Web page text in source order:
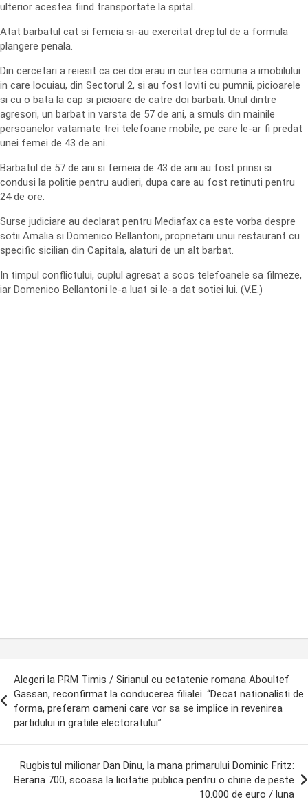
ulterior acestea fiind transportate la spital.
Atat barbatul cat si femeia si-au exercitat dreptul de a formula
plangere penala.
Din cercetari a reiesit ca cei doi erau in curtea comuna a imobilului
in care locuiau, din Sectorul 2, si au fost loviti cu pumnii, picioarele
si cu o bata la cap si picioare de catre doi barbati. Unul dintre
agresori, un barbat in varsta de 57 de ani, a smuls din mainile
persoanelor vatamate trei telefoane mobile, pe care le-ar fi predat
unei femei de 43 de ani.
Barbatul de 57 de ani si femeia de 43 de ani au fost prinsi si
condusi la politie pentru audieri, dupa care au fost retinuti pentru
24 de ore.
Surse judiciare au declarat pentru Mediafax ca este vorba despre
sotii Amalia si Domenico Bellantoni, proprietarii unui restaurant cu
specific sicilian din Capitala, alaturi de un alt barbat.
In timpul conflictului, cuplul agresat a scos telefoanele sa filmeze,
iar Domenico Bellantoni le-a luat si le-a dat sotiei lui. (V.E.)
Alegeri la PRM Timis / Sirianul cu cetatenie romana Aboultef
Gassan, reconfirmat la conducerea filialei. “Decat nationalisti de
forma, preferam oameni care vor sa se implice in revenirea
partidului in gratiile electoratului”
Rugbistul milionar Dan Dinu, la mana primarului Dominic Fritz:
Beraria 700, scoasa la licitatie publica pentru o chirie de peste
10.000 de euro / luna